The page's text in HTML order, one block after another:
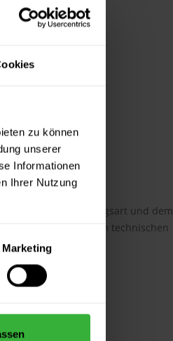
zu können
unserer
Informationen
Ihrer Nutzung
Marketing
von der Auftragsart und dem
Sie bitte dem technischen